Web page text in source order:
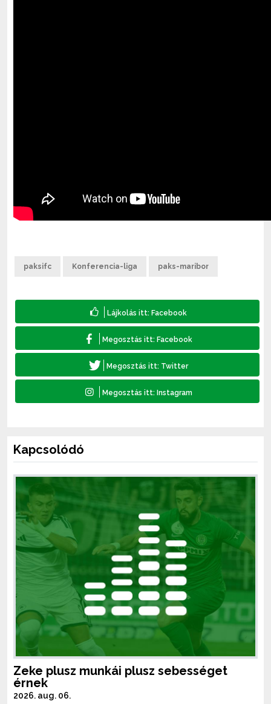
paksifc Konferencia-liga paks-maribor
Kapcsolódó
Zeke plusz munkái plusz sebességet
érnek
2026. aug. 06.